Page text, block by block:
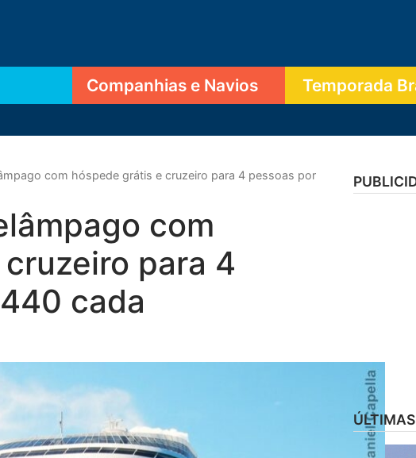
Companhias e Navios Temporada
com hóspede grátis e cruzeiro para 4 pessoas por
com
para 4
cada